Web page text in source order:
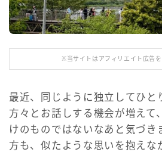
プロフィール
※当サイトはアフィリエイト広告
最近、同じように独立してひと
方々とお話しする機会が増えて
けのものではないなあと気づき
方も、似たような思いを抱えな